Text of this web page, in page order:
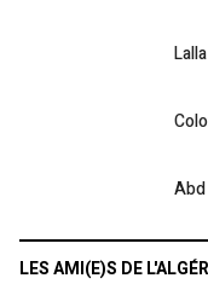
LES AMI(E)S DE